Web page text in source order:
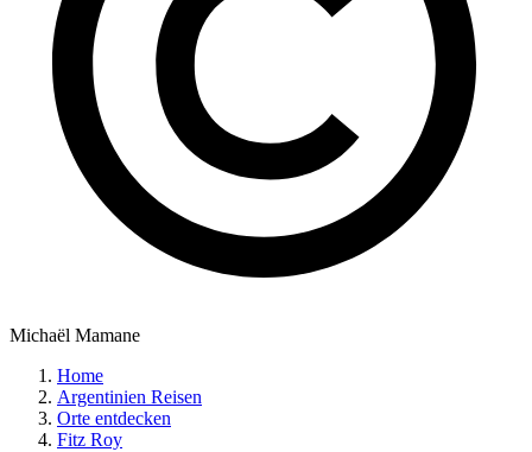
Michaël Mamane
Home
Argentinien Reisen
Orte entdecken
Fitz Roy